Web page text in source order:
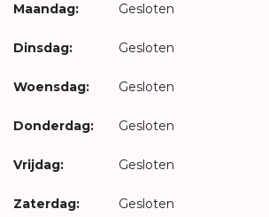
Maandag: Gesloten
Dinsdag: Gesloten
Woensdag: Gesloten
Donderdag: Gesloten
Vrijdag: Gesloten
Zaterdag: Gesloten